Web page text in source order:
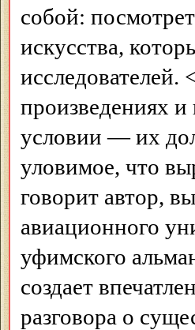
собой:
искусства,
произведениях
условии — их
уловимое, что
говорит автор,
авиационного
уфимского
создает
разговора о